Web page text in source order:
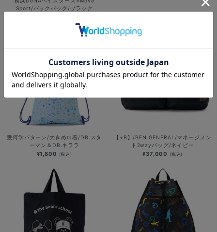
Sport/バックパック/ブラック
幾何学パターン/大きめ巾着/DB.スタ
ーマン＆DB.キララ
¥1,800 (税込)
【+B】/BEN GENERAL/マネージメン
ト2wayバッグ/ネイビー
¥37,000 (税込)